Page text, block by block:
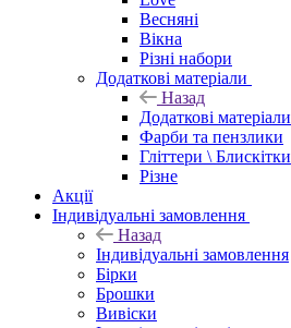
Весняні
Вікна
Різні набори
Додаткові матеріали
Назад
Додаткові матеріали
Фарби та пензлики
Гліттери \ Блискітки
Різне
Акції
Індивідуальні замовлення
Назад
Індивідуальні замовлення
Бірки
Брошки
Вивіски